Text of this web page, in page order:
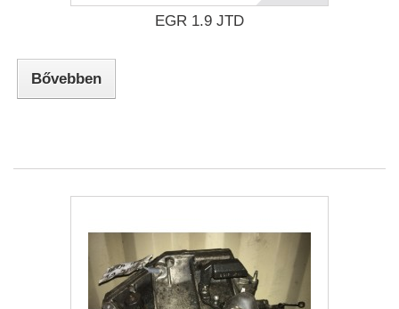
EGR 1.9 JTD
Bővebben